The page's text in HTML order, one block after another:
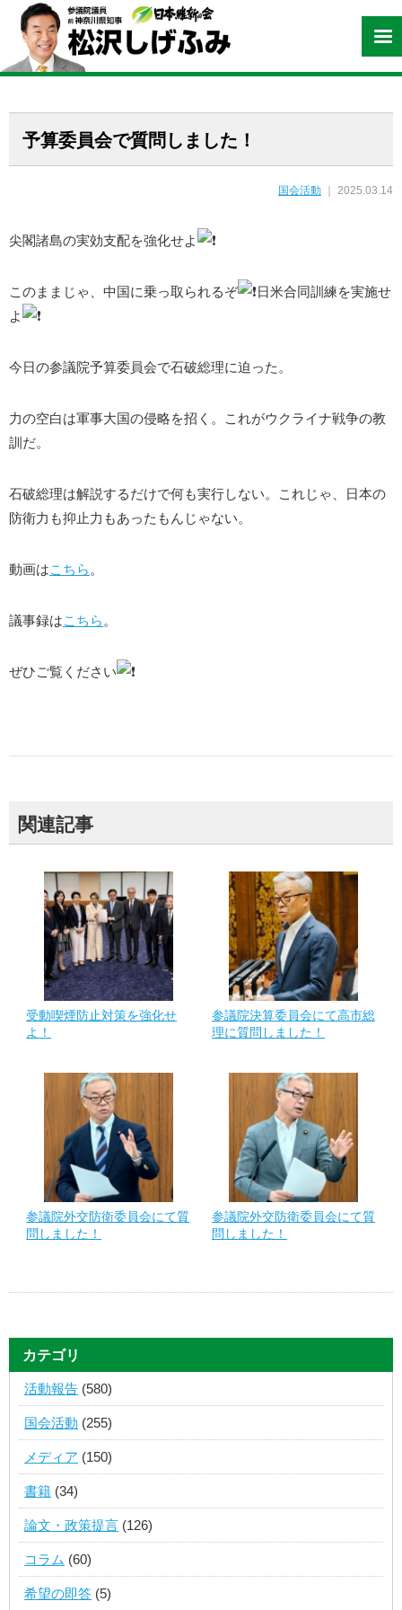
予算委員会で質問しました！
国会活動 ｜ 2025.03.14
尖閣諸島の実効支配を強化せよ
このままじゃ、中国に乗っ取られるぞ
日米合同訓練を実施せ
よ
今日の参議院予算委員会で石破総理に迫った。
力の空白は軍事大国の侵略を招く。これがウクライナ戦争の教
訓だ。
石破総理は解説するだけで何も実行しない。これじゃ、日本の
防衛力も抑止力もあったもんじゃない。
動画はこちら 。
議事録はこちら 。
ぜひご覧ください
関連記事
受動喫煙防止対策を強化せ
よ！
参議院決算委員会にて高市総
理に質問しました！
参議院外交防衛委員会にて質
問しました！
参議院外交防衛委員会にて質
問しました！
カテゴリ
活動報告 (580)
国会活動 (255)
メディア (150)
書籍 (34)
論文・政策提言 (126)
コラム (60)
希望の即答 (5)